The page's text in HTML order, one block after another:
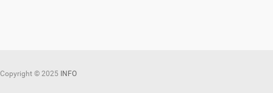
Copyright © 2025 INFO